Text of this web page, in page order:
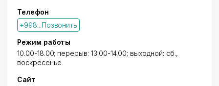
Телефон
+998...Позвонить
Режим работы
10.00-18.00; перерыв: 13.00-14.00; выходной: сб.,
воскресенье
Сайт